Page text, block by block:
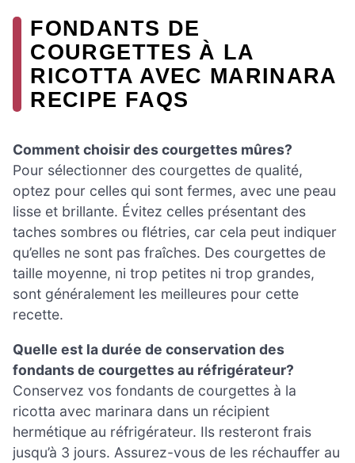
FONDANTS DE
COURGETTES À LA
RICOTTA AVEC MARINARA
RECIPE FAQS
Comment choisir des courgettes mûres?
Pour sélectionner des courgettes de qualité,
optez pour celles qui sont fermes, avec une peau
lisse et brillante. Évitez celles présentant des
taches sombres ou flétries, car cela peut indiquer
qu’elles ne sont pas fraîches. Des courgettes de
taille moyenne, ni trop petites ni trop grandes,
sont généralement les meilleures pour cette
recette.
Quelle est la durée de conservation des
fondants de courgettes au réfrigérateur?
Conservez vos fondants de courgettes à la
ricotta avec marinara dans un récipient
hermétique au réfrigérateur. Ils resteront frais
jusqu’à 3 jours. Assurez-vous de les réchauffer au